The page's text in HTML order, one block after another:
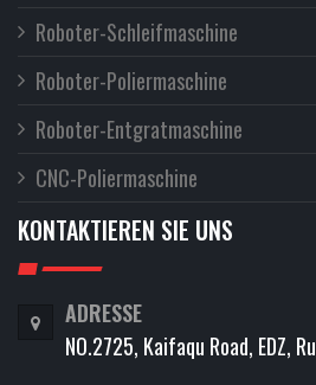
Roboter-Schleifmaschine
Roboter-Poliermaschine
Roboter-Entgratmaschine
CNC-Poliermaschine
KONTAKTIEREN SIE UNS
ADRESSE
NO.2725, Kaifaqu Road, EDZ,